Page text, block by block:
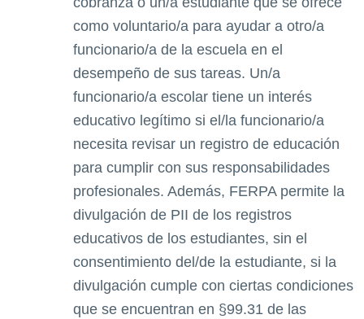
como voluntario/a para ayudar a otro/a
funcionario/a de la escuela en el
desempeño de sus tareas. Un/a
funcionario/a escolar tiene un interés
educativo legítimo si el/la funcionario/a
necesita revisar un registro de educación
para cumplir con sus responsabilidades
profesionales. Además, FERPA permite la
divulgación de PII de los registros
educativos de los estudiantes, sin el
consentimiento del/de la estudiante, si la
divulgación cumple con ciertas condiciones
que se encuentran en §99.31 de las